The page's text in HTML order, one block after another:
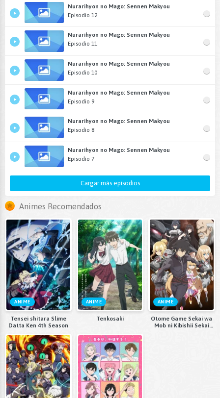
Nurarihyon no Mago: Sennen Makyou
Episodio 12
Nurarihyon no Mago: Sennen Makyou
Episodio 11
Nurarihyon no Mago: Sennen Makyou
Episodio 10
Nurarihyon no Mago: Sennen Makyou
Episodio 9
Nurarihyon no Mago: Sennen Makyou
Episodio 8
Nurarihyon no Mago: Sennen Makyou
Episodio 7
Cargar más episodios
Animes Recomendados
ANIME
Tensei shitara Slime
Datta Ken 4th Season
ANIME
Tenkosaki
ANIME
Otome Game Sekai wa
Mob ni Kibishii Sekai